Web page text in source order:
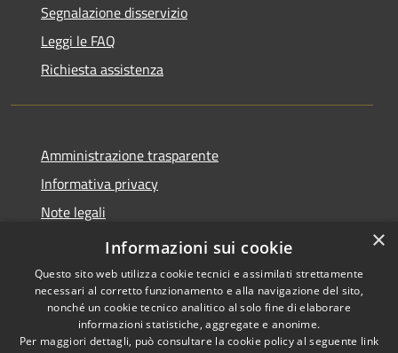
Segnalazione disservizio
Leggi le FAQ
Richiesta assistenza
Amministrazione trasparente
Informativa privacy
Note legali
Dichiarazione di accessibilità
Copyright © 2026 • Comune di
×
Informazioni sui cookie
Questo sito web utilizza cookie tecnici e assimilati strettamente
necessari al corretto funzionamento e alla navigazione del sito,
nonché un cookie tecnico analitico al solo fine di elaborare
informazioni statistiche, aggregate e anonime.
Per maggiori dettagli, può consultare la cookie policy al seguente link